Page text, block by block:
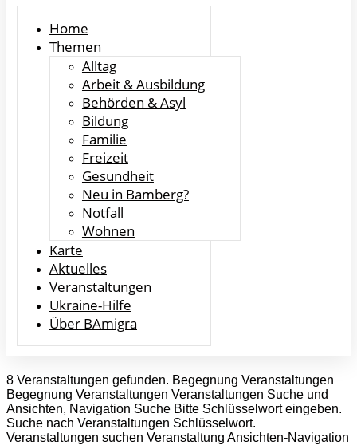
Home
Themen
Alltag
Arbeit & Ausbildung
Behörden & Asyl
Bildung
Familie
Freizeit
Gesundheit
Neu in Bamberg?
Notfall
Wohnen
Karte
Aktuelles
Veranstaltungen
Ukraine-Hilfe
Über BAmigra
8 Veranstaltungen gefunden. Begegnung Veranstaltungen
Begegnung Veranstaltungen Veranstaltungen Suche und
Ansichten, Navigation Suche Bitte Schlüsselwort eingeben.
Suche nach Veranstaltungen Schlüsselwort.
Veranstaltungen suchen Veranstaltung Ansichten-Navigation